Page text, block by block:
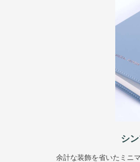
シ
余計な装飾を省いたミニ